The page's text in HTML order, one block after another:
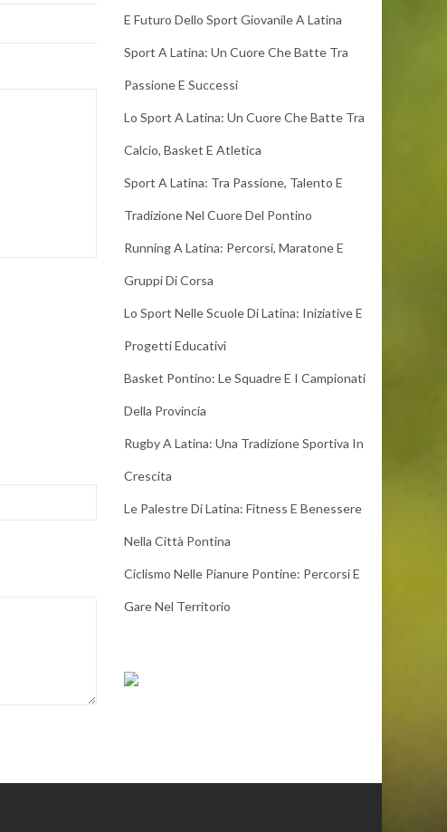
E Futuro Dello Sport Giovanile A Latina
Sport A Latina: Un Cuore Che Batte Tra
Passione E Successi
Lo Sport A Latina: Un Cuore Che Batte Tra
Calcio, Basket E Atletica
Sport A Latina: Tra Passione, Talento E
Tradizione Nel Cuore Del Pontino
Running A Latina: Percorsi, Maratone E
Gruppi Di Corsa
Lo Sport Nelle Scuole Di Latina: Iniziative E
Progetti Educativi
Basket Pontino: Le Squadre E I Campionati
Della Provincia
Rugby A Latina: Una Tradizione Sportiva In
Crescita
Le Palestre Di Latina: Fitness E Benessere
Nella Città Pontina
Ciclismo Nelle Pianure Pontine: Percorsi E
Gare Nel Territorio